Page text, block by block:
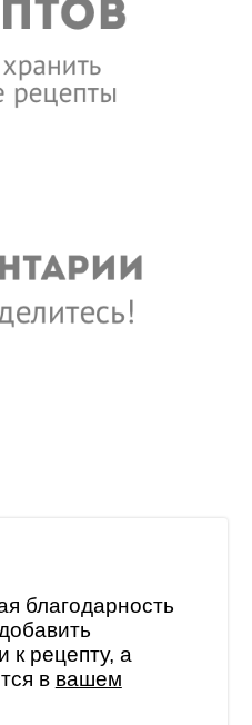
благодарность
к рецепту, а
в вашем